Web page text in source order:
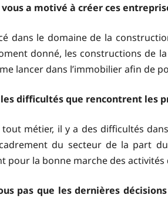
vous a motivé à créer ces
dans le domaine de la
donné, les constructions de
me lancer dans l’immobilier afin de
difficultés que rencontrent les
tout métier, il y a des difficultés
du secteur de la part
pour la bonne marche des activités
pas que les dernières